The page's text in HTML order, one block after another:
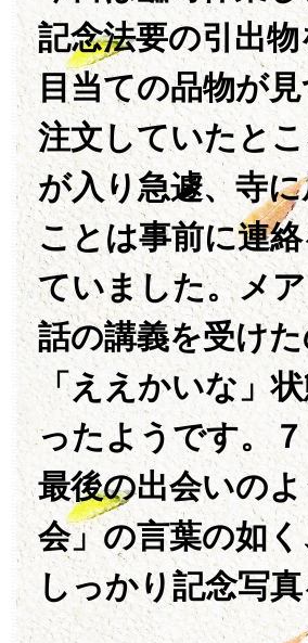
記念法要の引出
目当ての品物が
注文していたと
が入り急遽、寺
ことは事前に連
ていました。メ
話の講義を受け
「ええかいな」
ったようです。
最後の出会いの
会」の言葉の如
しっかり記念写